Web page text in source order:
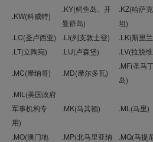
.KW(科威特)
.KY(鳄鱼岛、开
曼群岛)
.KZ(哈萨
坦)
.LC(圣卢西亚) .LI(列支敦士登) .LK(斯里
.LT(立陶宛)
.LU(卢森堡) .LV(拉脱
.MC(摩纳哥) .MD(摩尔多瓦)
.MF(圣马
岛)
.MIL(美国政府
军事机构专
用)
.MK(马其顿) .ML(马里)
.MO(澳门地
.MP(北马里亚纳
.MQ(马提